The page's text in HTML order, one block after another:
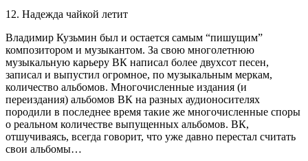
12. Надежда чайкой летит
Владимир Кузьмин был и остается самым “пишущим”
композитором и музыкантом. За свою многолетнюю
музыкальную карьеру ВК написал более двухсот песен,
записал и выпустил огромное, по музыкальным меркам,
количество альбомов. Многочисленные издания (и
переиздания) альбомов ВК на разных аудионосителях
породили в последнее время такие же многочисленные споры
о реальном количестве выпущенных альбомов. ВК,
отшучиваясь, всегда говорит, что уже давно перестал считать
свои альбомы…